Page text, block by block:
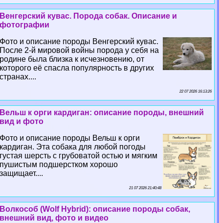
Венгерский кувас. Порода собак. Описание и
фотографии
Фото и описание породы Венгерский кувас.
После 2-й мировой войны порода у себя на
родине была близка к исчезновению, от
которого её спасла популярность в других
странах....
22 07 2026 16:13:26
Вельш к opги кардиган: описание породы, внешний
вид и фото
Фото и описание породы Вельш к opги
кардиган. Эта собака для любой погоды
густая шерсть с грубоватой остью и мягким
пушистым подшерстком хорошо
защищает....
21 07 2026 21:40:48
Волкособ (Wolf Hybrid): описание породы собак,
внешний вид, фото и видео